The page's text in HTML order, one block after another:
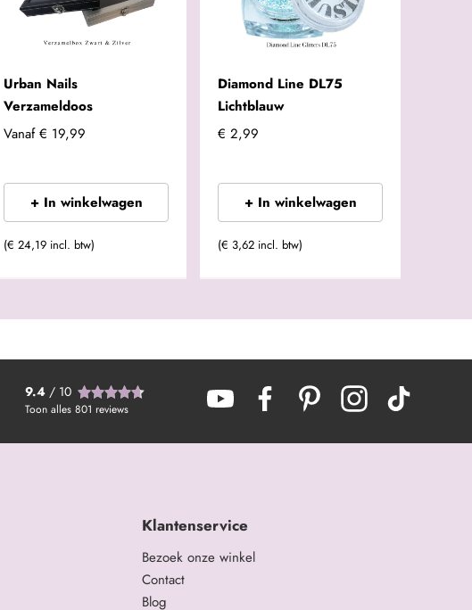
Urban Nails
Verzameldoos
Vanaf € 19,99
+ In winkelwagen
(€ 24,19 incl. btw)
Diamond Line DL75
Lichtblauw
€ 2,99
+ In winkelwagen
(€ 3,62 incl. btw)
9.4/ 10
Toon alles 801 reviews
Klantenservice
Bezoek onze winkel
Contact
Blog